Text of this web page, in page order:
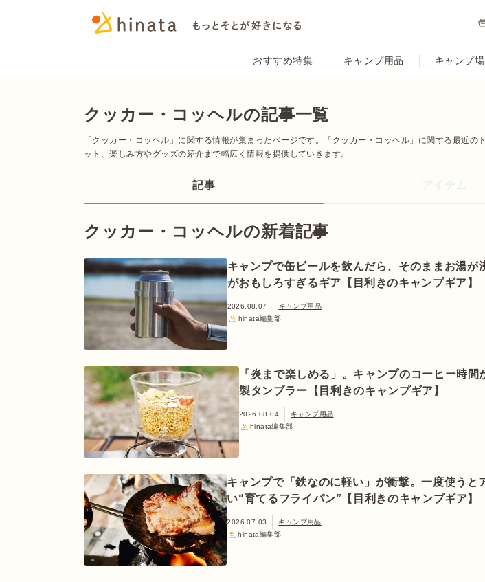
おすすめ特集 キャンプ用品 キャンプ場
クッカー・コッヘルの記事一覧
「クッカー・コッヘル」に関する情報が集まったページです。「クッカー・コッヘル」に関する最近の
ット、楽しみ方やグッズの紹介まで幅広く情報を提供していきます。
記事
クッカー・コッヘルの新着記事
キャンプで缶ビールを飲んだら、そのままお湯が
がおもしろすぎるギア【目利きのキャンプギア】
2026.08.07
キャンプ用品
hinata編集部
「炎まで楽しめる」。キャンプのコーヒー時間
製タンブラー【目利きのキャンプギア】
2026.08.04
キャンプ用品
hinata編集部
キャンプで「鉄なのに軽い」が衝撃。一度使うと
い“育てるフライパン”【目利きのキャンプギア】
2026.07.03
キャンプ用品
hinata編集部